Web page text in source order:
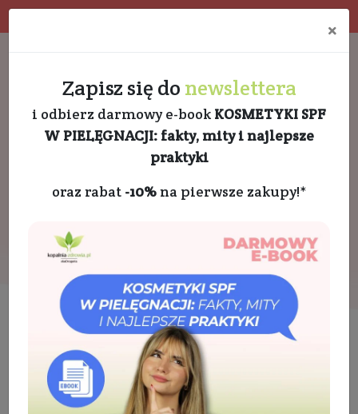
Producenci AromaLab
×
Zapisz się do newslettera
i odbierz darmowy e-book KOSMETYKI SPF
W PIELĘGNACJI: fakty, mity i najlepsze
praktyki
oraz rabat -10%na pierwsze zakupy!*